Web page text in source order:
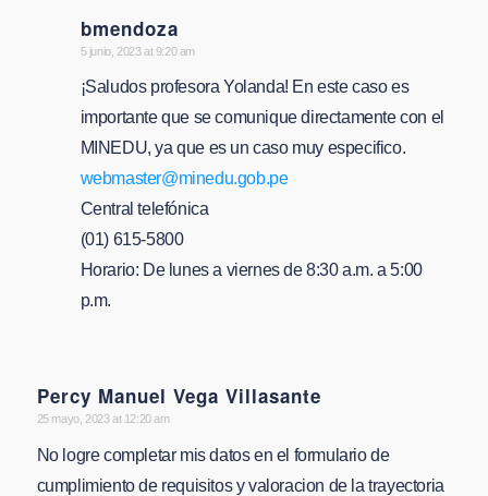
bmendoza
says:
5 junio, 2023 at 9:20 am
¡Saludos profesora Yolanda! En este caso es
importante que se comunique directamente con el
MINEDU, ya que es un caso muy especifico.
webmaster@minedu.gob.pe
Central telefónica
(01) 615-5800
Horario: De lunes a viernes de 8:30 a.m. a 5:00
p.m.
Percy Manuel Vega Villasante
says:
25 mayo, 2023 at 12:20 am
No logre completar mis datos en el formulario de
cumplimiento de requisitos y valoracion de la trayectoria